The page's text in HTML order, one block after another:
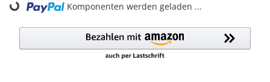
Loading... Komponenten werden geladen ...